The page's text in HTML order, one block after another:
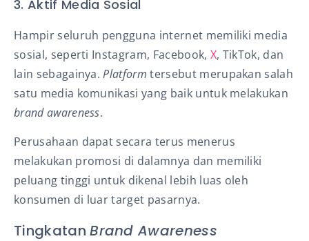
3. Aktif Media Sosial
Hampir seluruh pengguna internet memiliki media
sosial, seperti Instagram, Facebook, X, TikTok, dan
lain sebagainya.Platformtersebut merupakan salah
satu media komunikasi yang baik untuk melakukan
brand awareness.
Perusahaan dapat secara terus menerus
melakukan promosi di dalamnya dan memiliki
peluang tinggi untuk dikenal lebih luas oleh
konsumen di luar target pasarnya.
TingkatanBrand Awareness